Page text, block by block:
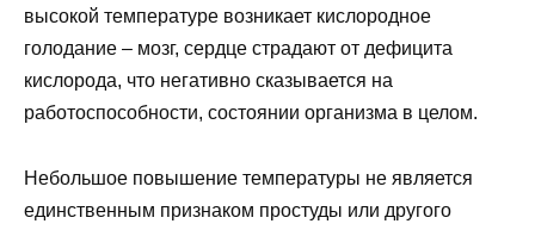
высокой температуре возникает кислородное
голодание – мозг, сердце страдают от дефицита
кислорода, что негативно сказывается на
работоспособности, состоянии организма в целом.
Небольшое повышение температуры не является
единственным признаком простуды или другого